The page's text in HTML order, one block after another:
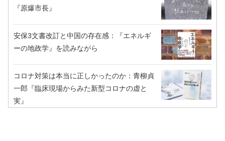
『原爆市長』
安保3文書改訂と中国の存在感：『エネルギ
ーの地政学』を読みながら
コロナ対策は本当に正しかったのか：青柳貞
一郎『臨床現場からみた新型コロナの虚と
実』